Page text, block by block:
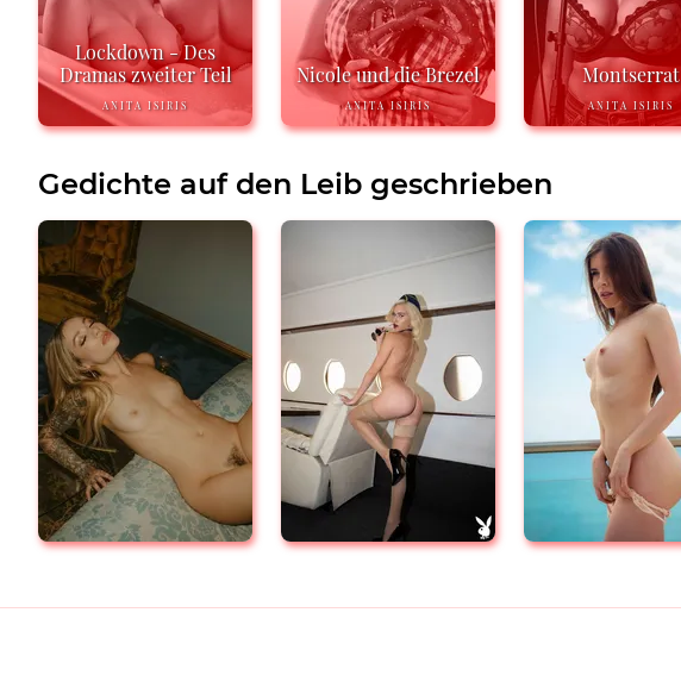
Lockdown - Des
Dramas zweiter Teil
ANITA ISIRIS
Nicole und die Brezel
ANITA ISIRIS
Montserrat
ANITA ISIRIS
Gedichte auf den Leib geschrieben